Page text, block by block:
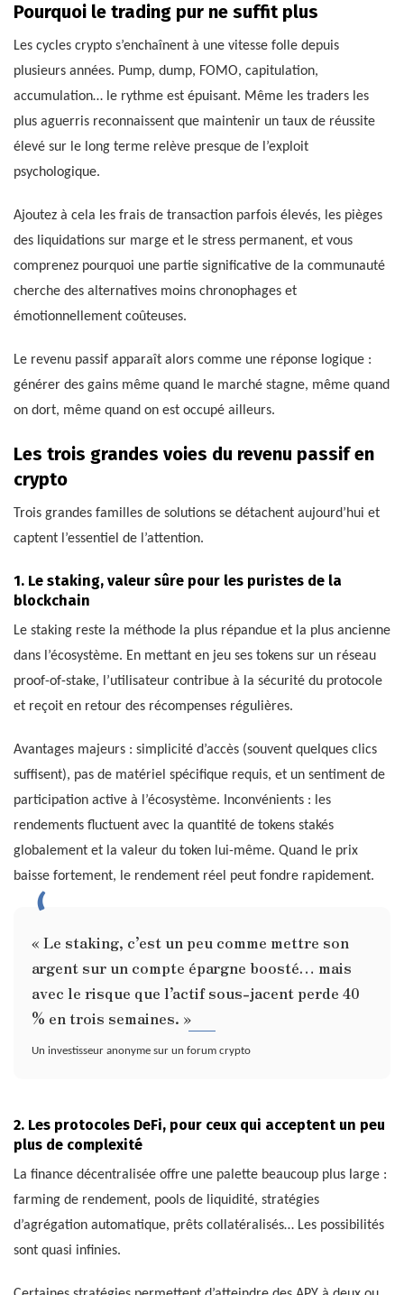
Pourquoi le trading pur ne suffit plus
Les cycles crypto s’enchaînent à une vitesse folle depuis
plusieurs années. Pump, dump, FOMO, capitulation,
accumulation… le rythme est épuisant. Même les traders les
plus aguerris reconnaissent que maintenir un taux de réussite
élevé sur le long terme relève presque de l’exploit
psychologique.
Ajoutez à cela les frais de transaction parfois élevés, les pièges
des liquidations sur marge et le stress permanent, et vous
comprenez pourquoi une partie significative de la communauté
cherche des alternatives moins chronophages et
émotionnellement coûteuses.
Le revenu passif apparaît alors comme une réponse logique :
générer des gains même quand le marché stagne, même quand
on dort, même quand on est occupé ailleurs.
Les trois grandes voies du revenu passif en
crypto
Trois grandes familles de solutions se détachent aujourd’hui et
captent l’essentiel de l’attention.
1. Le staking, valeur sûre pour les puristes de la
blockchain
Le staking reste la méthode la plus répandue et la plus ancienne
dans l’écosystème. En mettant en jeu ses tokens sur un réseau
proof-of-stake, l’utilisateur contribue à la sécurité du protocole
et reçoit en retour des récompenses régulières.
Avantages majeurs : simplicité d’accès (souvent quelques clics
suffisent), pas de matériel spécifique requis, et un sentiment de
participation active à l’écosystème. Inconvénients : les
rendements fluctuent avec la quantité de tokens stakés
globalement et la valeur du token lui-même. Quand le prix
baisse fortement, le rendement réel peut fondre rapidement.
« Le staking, c’est un peu comme mettre son
argent sur un compte épargne boosté… mais
avec le risque que l’actif sous-jacent perde 40
% en trois semaines. »
Un investisseur anonyme sur un forum crypto
2. Les protocoles DeFi, pour ceux qui acceptent un peu
plus de complexité
La finance décentralisée offre une palette beaucoup plus large :
farming de rendement, pools de liquidité, stratégies
d’agrégation automatique, prêts collatéralisés… Les possibilités
sont quasi infinies.